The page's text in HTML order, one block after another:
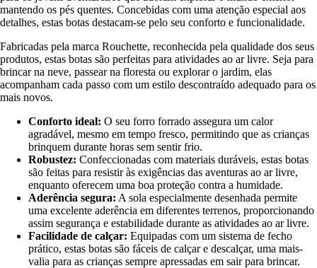
mantendo os pés quentes. Concebidas com uma atenção especial aos
detalhes, estas botas destacam-se pelo seu conforto e funcionalidade.
Fabricadas pela marca Rouchette, reconhecida pela qualidade dos seus
produtos, estas botas são perfeitas para atividades ao ar livre. Seja para
brincar na neve, passear na floresta ou explorar o jardim, elas
acompanham cada passo com um estilo descontraído adequado para os
mais novos.
Conforto ideal: O seu forro forrado assegura um calor
agradável, mesmo em tempo fresco, permitindo que as crianças
brinquem durante horas sem sentir frio.
Robustez: Confeccionadas com materiais duráveis, estas botas
são feitas para resistir às exigências das aventuras ao ar livre,
enquanto oferecem uma boa proteção contra a humidade.
Aderência segura: A sola especialmente desenhada permite
uma excelente aderência em diferentes terrenos, proporcionando
assim segurança e estabilidade durante as atividades ao ar livre.
Facilidade de calçar: Equipadas com um sistema de fecho
prático, estas botas são fáceis de calçar e descalçar, uma mais-
valia para as crianças sempre apressadas em sair para brincar.